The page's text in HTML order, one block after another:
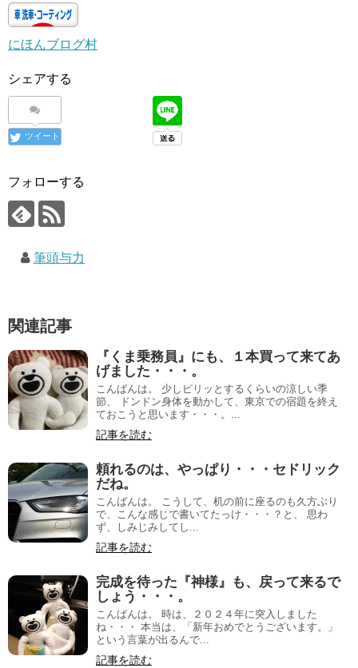
にほんブログ村
シェアする
ツイート
フォローする
筆頭与力
関連記事
『くま乗務員』にも、１本買って来てあ
げました・・・。
こんばんは。 少しピリッとするくらいの涼しい季
節、 ドンドン身体を動かして、東京での宿題を終え
ておこうと思います・・・。...
記事を読む
頼れるのは、やっぱり・・・セドリック
だね。
こんばんは。 こうして、机の前に座るのも久方ぶり
で、こんな感じで書いてたっけ・・・？と、 思わ
ず、しみじみしてし...
記事を読む
完成を待った『神様』も、戻って来るで
しょう・・・。
こんばんは。 時は、２０２４年に突入しました
ね・・・ 本当は、「新年おめでとうございます。」
という言葉が出るんで...
記事を読む